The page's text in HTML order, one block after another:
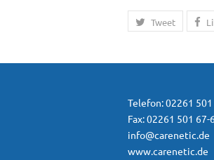
Tweet
Telefon: 02261
Fax: 02261 501 67-
info@carenetic.de
www.carenetic.de